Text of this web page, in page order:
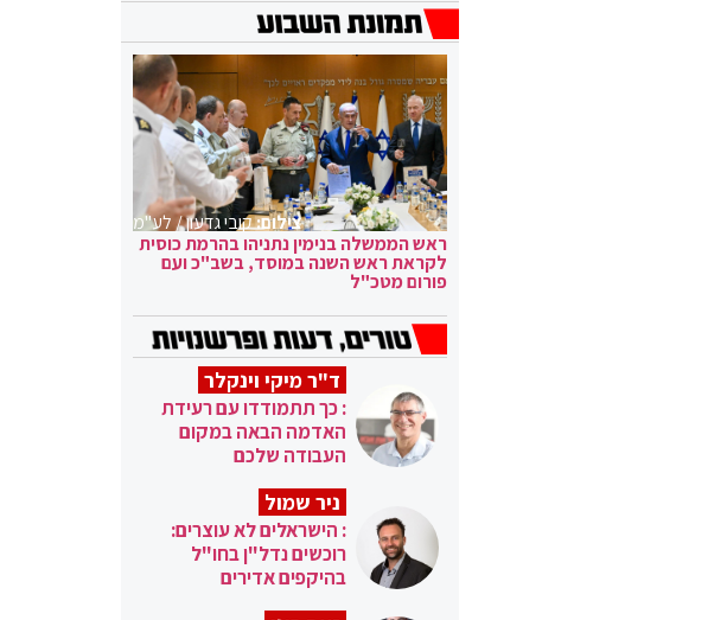
צילום:קובי גדעון / לע"מ
ראש הממשלה בנימין נתניהו בהרמת כוסית
לקראת ראש השנה במוסד, בשב"כ ועם
פורום מטכ"ל
ד"ר מיקי וינקלר
: כך תתמודדו עם רעידת
האדמה הבאה במקום
העבודה שלכם
ניר שמול
: הישראלים לא עוצרים:
רוכשים נדל"ן בחו"ל
בהיקפים אדירים